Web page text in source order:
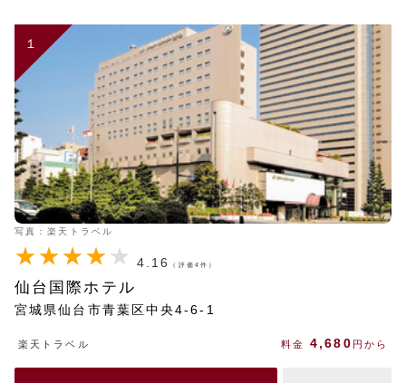
１
写真：楽天トラベル
4.16 （評価4件）
仙台国際ホテル
宮城県仙台市青葉区中央4-6-1
楽天トラベル 料金 4,680 円から